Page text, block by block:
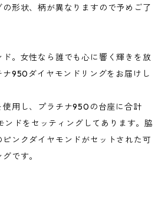
形状、柄が異なりますので予めご了
。女性なら誰でも心に響く輝きを放
950ダイヤモンドリングをお届けし
用し、プラチナ950の台座に合計
ドをセッティングしてあります。脇
ンクダイヤモンドがセットされた可
です。